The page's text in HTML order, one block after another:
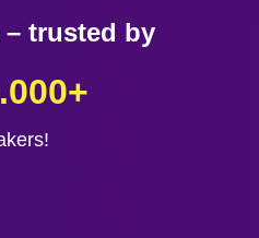
– trusted by
+